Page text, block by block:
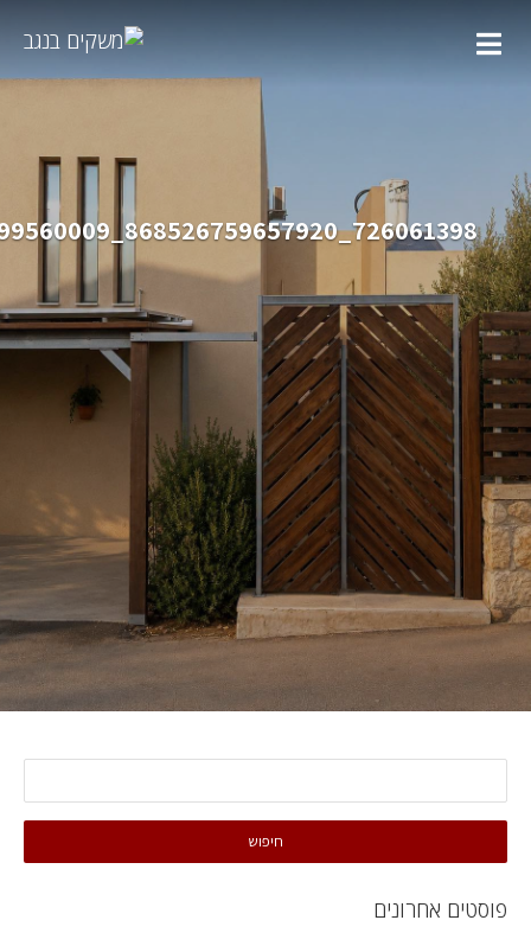
726061398_868526759657920_7403382241499560009_n
פוסטים אחרונים